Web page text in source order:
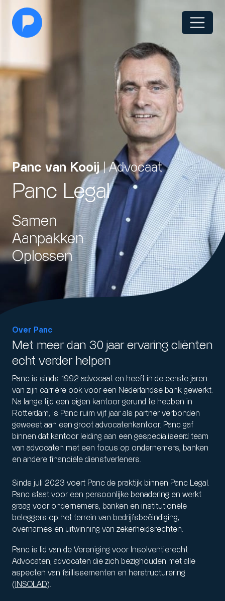
Panc van Kooij| Advocaat
Panc Legal
Samen
Aanpakken
Oplossen
Over Panc
Met meer dan 30 jaar ervaring cliënten
echt verder helpen
Panc is sinds 1992 advocaat en heeft in de eerste jaren
van zijn carrière ook voor een Nederlandse bank gewerkt.
Na lange tijd een eigen kantoor gerund te hebben in
Rotterdam, is Panc ruim vijf jaar als partner verbonden
geweest aan een groot advocatenkantoor. Panc gaf
binnen dat kantoor leiding aan een gespecialiseerd team
van advocaten met een focus op ondernemers, banken
en andere financiële dienstverleners.
Sinds juli 2023 voert Panc de praktijk binnen Panc Legal.
Panc staat voor een persoonlijke benadering en werkt
graag voor ondernemers, banken en institutionele
beleggers op het terrein van bedrijfsbeëindiging,
overnames en uitwinning van zekerheidsrechten.
Panc is lid van de Vereniging voor Insolventierecht
Advocaten; advocaten die zich bezighouden met alle
aspecten van faillissementen en herstructurering
( INSOLAD).